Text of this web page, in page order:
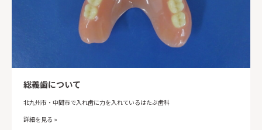
総義歯について
北九州市・中間市で入れ歯に力を入れているはたぶ歯科
詳細を見る »